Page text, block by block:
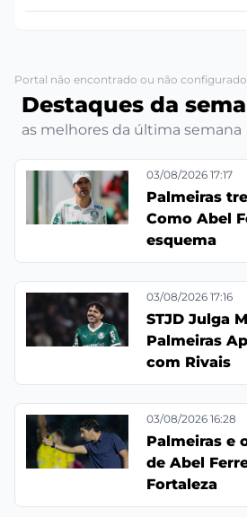
Portal não encontrado ou não configurado
Destaques da
as melhores da última semana
03/08/2026 17:17
Palmeiras
Como Abel
esquema
03/08/2026 17:16
STJD Julga
Palmeiras
com Rivais
03/08/2026 16:28
Palmeiras e
de Abel
Fortaleza